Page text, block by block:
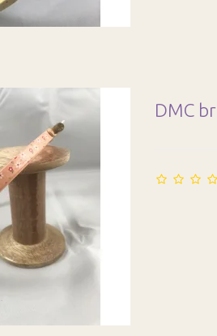
DMC